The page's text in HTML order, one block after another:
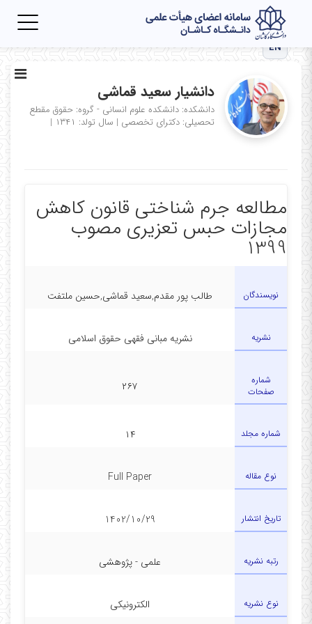
EN
دانشیار سعید قماشی
دانشکده: دانشکده علوم انسانی - گروه: حقوق مقطع
تحصیلی: دکترای تخصصی | سال تولد: ۱۳۴۱ |
مطالعه جرم شناختی قانون کاهش
مجازات حبس تعزیری مصوب
1399
نویسندگان طالب پور مقدم,سعید قماشی,حسین ملتفت
نشریه نشریه مبانی فقهی حقوق اسلامی
شماره
صفحات
۲۶۷
شماره مجلد ۱۴
نوع مقاله Full Paper
تاریخ انتشار 1402/10/29
رتبه نشریه علمی - پژوهشی
نوع نشریه الکترونیکی